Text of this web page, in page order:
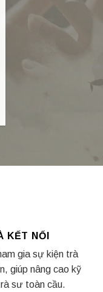
KẾT NỐI
gia sự kiện trà
giúp nâng cao kỹ
sư toàn cầu.